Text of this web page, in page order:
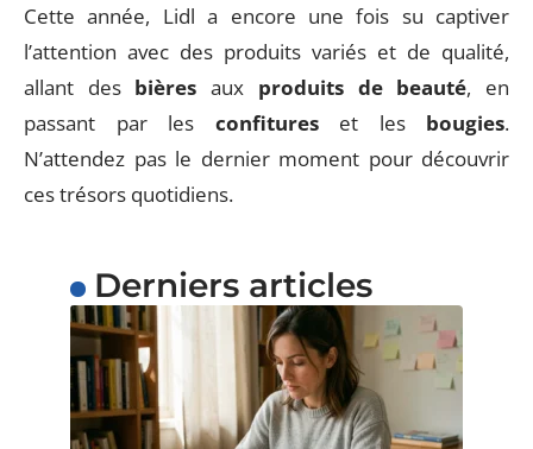
Cette année, Lidl a encore une fois su captiver
l’attention avec des produits variés et de qualité,
allant des bières aux produits de beauté, en
passant par les confitureset les bougies.
N’attendez pas le dernier moment pour découvrir
ces trésors quotidiens.
Derniers articles